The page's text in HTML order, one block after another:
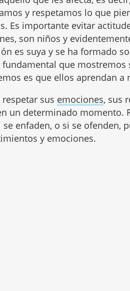
y respetamos lo que
Es importante evitar
son niños y
es suya y se ha formado
fundamental que mostremos
es que ellos aprendan a
sus emociones, sus
un determinado momento.
enfaden, o si se ofenden,
y emociones.